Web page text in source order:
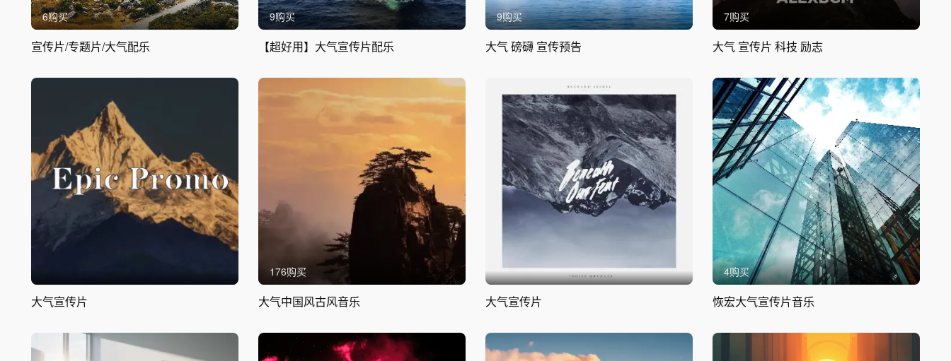
6购买
宣传片/专题片/大气配乐
9购买
【超好用】大气宣传片配乐
9购买
大气 磅礴 宣传预告
7购买
大气 宣传片 科技 励志
大气宣传片
176购买
大气中国风古风音乐 大气宣传片
4购买
恢宏大气宣传片音乐